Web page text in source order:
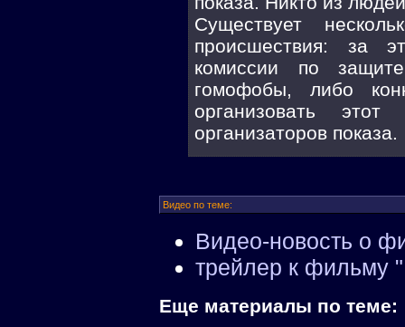
Существует
происшествия: за
комиссии по
гомофобы, либо
организовать
организаторов показа.
Видео по теме:
Видео-новость о
трейлер к фильму
Еще материалы по теме: